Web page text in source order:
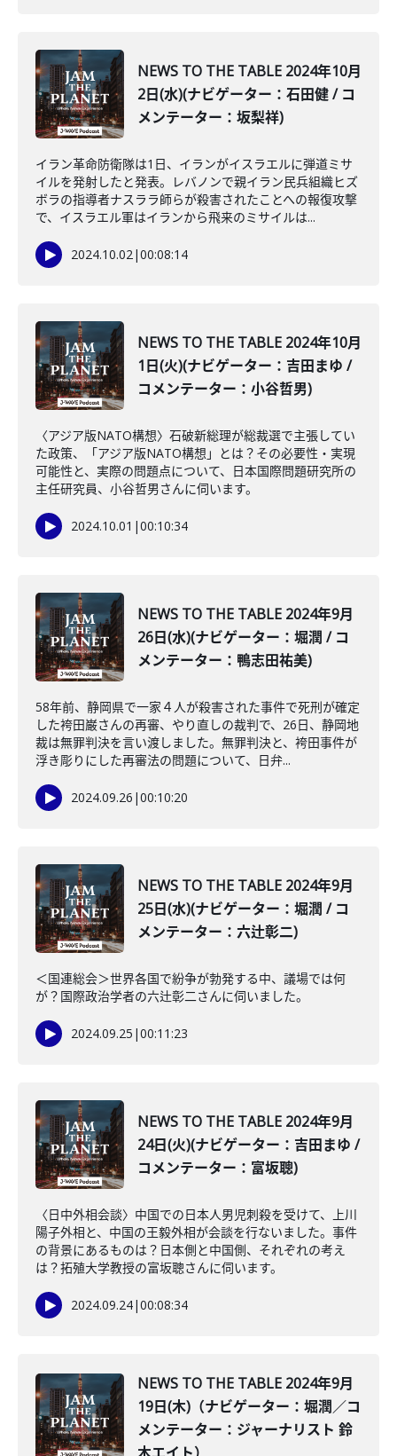
NEWS TO THE TABLE 2024年10月
2日(水)(ナビゲーター：石田健 / コ
メンテーター：坂梨祥)
イラン革命防衛隊は1日、イランがイスラエルに弾道ミサ
イルを発射したと発表。レバノンで親イラン民兵組織ヒズ
ボラの指導者ナスララ師らが殺害されたことへの報復攻撃
で、イスラエル軍はイランから飛来のミサイルは...
2024.10.02|00:08:14
NEWS TO THE TABLE 2024年10月
1日(火)(ナビゲーター：吉田まゆ /
コメンテーター：小谷哲男)
〈アジア版NATO構想〉石破新総理が総裁選で主張してい
た政策、「アジア版NATO構想」とは？その必要性・実現
可能性と、実際の問題点について、日本国際問題研究所の
主任研究員、小谷哲男さんに伺います。
2024.10.01 |00:10:34
NEWS TO THE TABLE 2024年9月
26日(水)(ナビゲーター：堀潤 / コ
メンテーター：鴨志田祐美)
58年前、静岡県で一家４人が殺害された事件で死刑が確定
した袴田巌さんの再審、やり直しの裁判で、26日、静岡地
裁は無罪判決を言い渡しました。無罪判決と、袴田事件が
浮き彫りにした再審法の問題について、日弁...
2024.09.26 |00:10:20
NEWS TO THE TABLE 2024年9月
25日(水)(ナビゲーター：堀潤 / コ
メンテーター：六辻彰二)
＜国連総会＞世界各国で紛争が勃発する中、議場では何
が？国際政治学者の六辻彰二さんに伺いました。
2024.09.25 |00:11:23
NEWS TO THE TABLE 2024年9月
24日(火)(ナビゲーター：吉田まゆ /
コメンテーター：富坂聰)
〈日中外相会談〉中国での日本人男児刺殺を受けて、上川
陽子外相と、中国の王毅外相が会談を行ないました。事件
の背景にあるものは？日本側と中国側、それぞれの考え
は？拓殖大学教授の富坂聰さんに伺います。
2024.09.24|00:08:34
NEWS TO THE TABLE 2024年9月
19日(木)（ナビゲーター：堀潤／コ
メンテーター：ジャーナリスト 鈴